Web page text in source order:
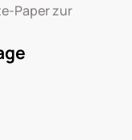
Paper zur